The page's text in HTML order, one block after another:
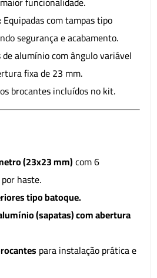
Equipadas com tampas tipo
segurança e acabamento.
de alumínio com ângulo variável
fixa de 23 mm.
brocantes incluídos no kit.
(23x23 mm)com 6
haste.
tipo batoque.
(sapatas) com abertura
para instalação prática e